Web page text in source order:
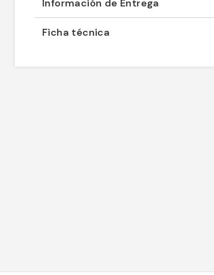
Información de Entrega
Ficha técnica